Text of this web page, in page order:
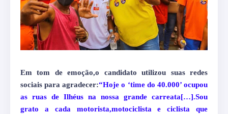
Em tom de emoção,o candidato utilizou suas redes
sociais para agradecer:“Hoje o ‘time do 40.000’ ocupou
as ruas de Ilhéus na nossa grande carreata[…].Sou
grato a cada motorista,motociclista e ciclista que